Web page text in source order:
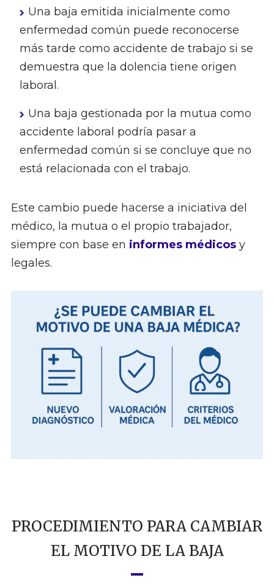
Una baja emitida inicialmente como
enfermedad común puede reconocerse
más tarde como accidente de trabajo si se
demuestra que la dolencia tiene origen
laboral.
Una baja gestionada por la mutua como
accidente laboral podría pasar a
enfermedad común si se concluye que no
está relacionada con el trabajo.
Este cambio puede hacerse a iniciativa del
médico, la mutua o el propio trabajador,
siempre con base en informes médicosy
legales.
PROCEDIMIENTO PARA CAMBIAR
EL MOTIVO DE LA BAJA